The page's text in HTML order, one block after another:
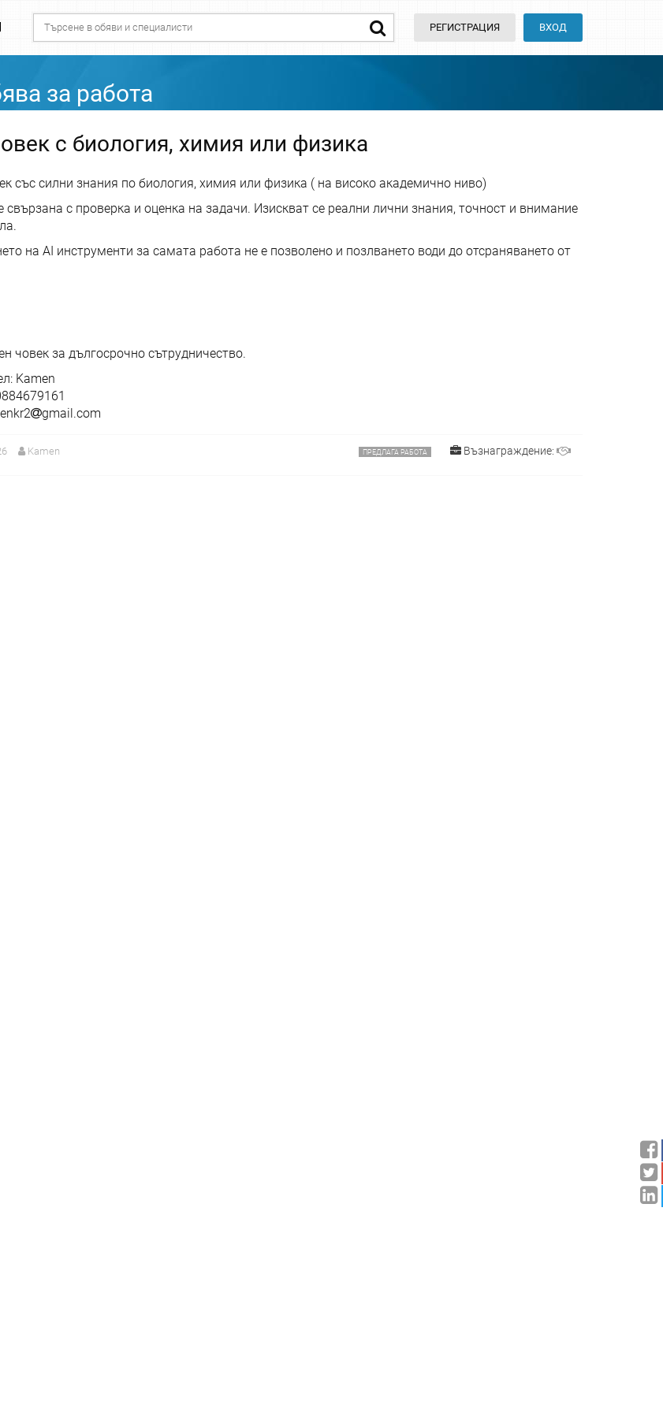
РЕГИСТРАЦИЯ ВХОД
за работа
с биология, химия или физика
със силни знания по биология, химия или физика ( на високо академично ниво)
свързана с проверка и оценка на задачи. Изискват се реални лични знания, точност и внимание
на AI инструменти за самата работа не е позволено и позлването води до отсраняването от
човек за дългосрочно сътрудничество.
Kamen
gmail.com
ПРЕДЛАГА РАБОТА Възнаграждение:
Kamen